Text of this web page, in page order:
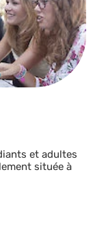
et adultes
située à